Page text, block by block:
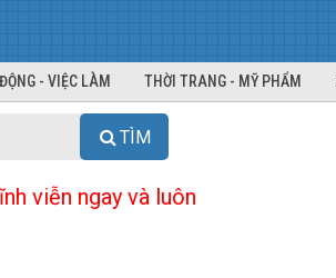
- VIỆC LÀM THỜI TRANG - MỸ PHẨM
TÌM
viễn ngay và luôn